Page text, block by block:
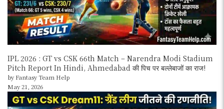
IPL 2026 : GT vs CSK 66th Match – Narendra Modi Stadium
Pitch Report In Hindi, Ahmedabad की पिच पर बल्लेबाजों का राज!
by Fantasy Team Help
May 21, 2026